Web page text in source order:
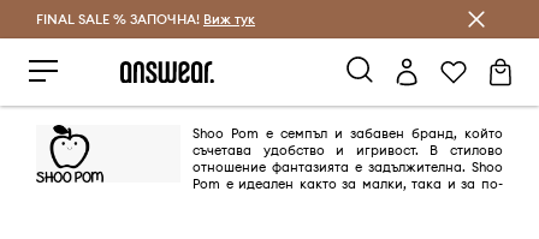
Спестявай с Answear Club
FINAL SALE % ЗАПОЧНА! Виж тук
Shoo Pom е семпъл и забавен бранд, който
съчетава удобство и игривост. В стилово
отношение фантазията е задължителна. Shoo
Pom е идеален както за малки, така и за по-